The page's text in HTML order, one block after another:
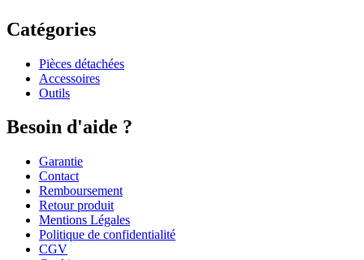
Catégories
Pièces détachées
Accessoires
Outils
Besoin d'aide ?
Garantie
Contact
Remboursement
Retour produit
Mentions Légales
Politique de confidentialité
CGV